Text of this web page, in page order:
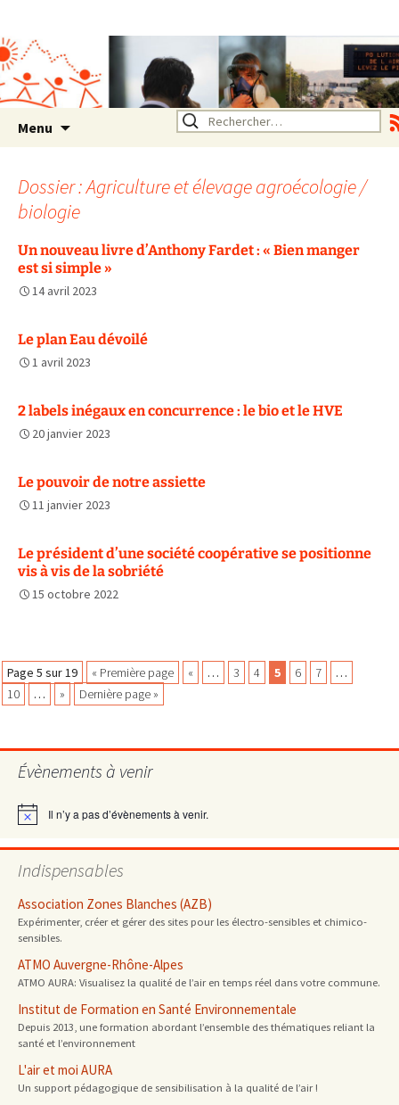
Rhône Alpes
Un environnement sain pour
la santé de tous
Menu Rechercher :
Dossier : Agriculture et élevage agroécologie /
biologie
Un nouveau livre d’Anthony Fardet : « Bien manger
est si simple »
14 avril 2023
Le plan Eau dévoilé
1 avril 2023
2 labels inégaux en concurrence : le bio et le HVE
20 janvier 2023
Le pouvoir de notre assiette
11 janvier 2023
Le président d’une société coopérative se positionne
vis à vis de la sobriété
15 octobre 2022
Navigation
des
articles
Page 5 sur 19 « Première page « … 3 4 5 6 7
…
10
… » Dernière page »
Évènements à venir
Notice Il n’y a pas d’évènements à venir.
Indispensables
Association Zones Blanches (AZB)
Expérimenter, créer et gérer des sites pour les électro-sensibles et chimico-
sensibles.
ATMO Auvergne-Rhône-Alpes
ATMO AURA: Visualisez la qualité de l’air en temps réel dans votre commune.
Institut de Formation en Santé Environnementale
Depuis 2013, une formation abordant l’ensemble des thématiques reliant la
santé et l’environnement
L'air et moi AURA
Un support pédagogique de sensibilisation à la qualité de l’air !